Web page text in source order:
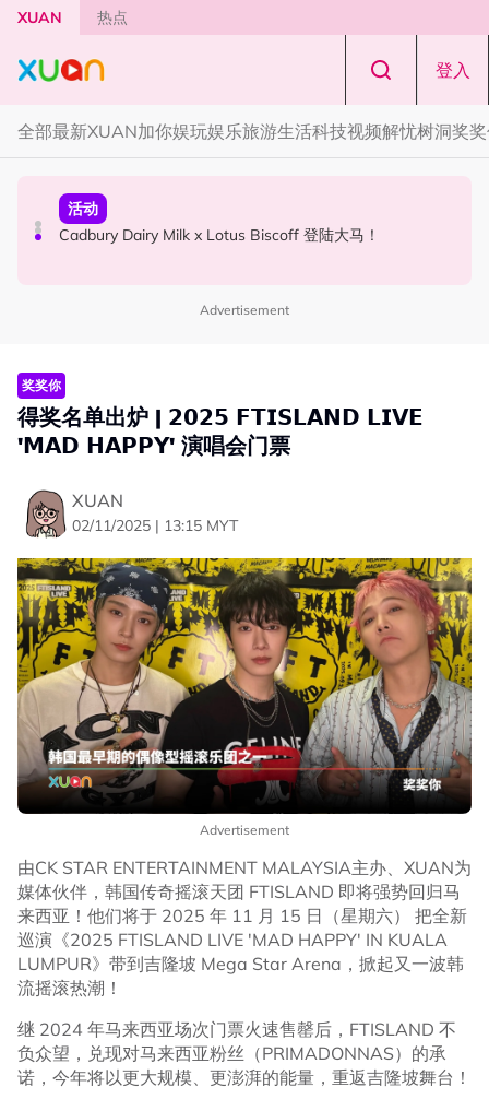
Skip to main content
XUAN 热点
登入
全部最新XUAN加你娱玩娱乐旅游生活科技视频解忧树洞奖
国际星闻
Tom Holland “Spiderman” 替身曝光！“替完蜘蛛人，马上
活动
Cadbury Dairy Milk x Lotus Biscoff 登陆大马！
本地星闻
Henn国贤 “Aunty Henn 脱口秀专场 《笑笑笑笑丧》”！10
Advertisement
奖奖你
得奖名单出炉 | 𝟮𝟬𝟮𝟱 𝗙𝗧𝗜𝗦𝗟𝗔𝗡𝗗 𝗟𝗜𝗩𝗘
'𝗠𝗔𝗗 𝗛𝗔𝗣𝗣𝗬' 演唱会门票
XUAN
02/11/2025 | 13:15 MYT
Advertisement
由CK STAR ENTERTAINMENT MALAYSIA主办、XUAN为
媒体伙伴，韩国传奇摇滚天团 FTISLAND 即将强势回归马
来西亚！他们将于 2025 年 11 月 15 日（星期六） 把全新
巡演《2025 FTISLAND LIVE 'MAD HAPPY' IN KUALA
LUMPUR》带到吉隆坡 Mega Star Arena，掀起又一波韩
流摇滚热潮！
继 2024 年马来西亚场次门票火速售罄后，FTISLAND 不
负众望，兑现对马来西亚粉丝（PRIMADONNAS）的承
诺，今年将以更大规模、更澎湃的能量，重返吉隆坡舞台！